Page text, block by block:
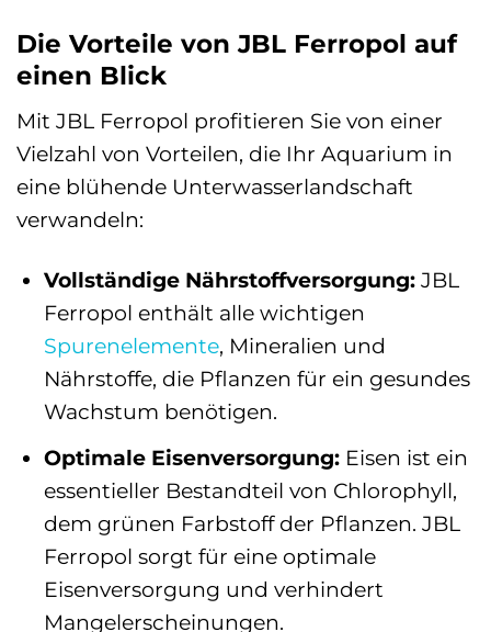
Die Vorteile von JBL Ferropol auf
einen Blick
Mit JBL Ferropol profitieren Sie von einer
Vielzahl von Vorteilen, die Ihr Aquarium in
eine blühende Unterwasserlandschaft
verwandeln:
Vollständige Nährstoffversorgung:JBL
Ferropol enthält alle wichtigen
Spurenelemente, Mineralien und
Nährstoffe, die Pflanzen für ein gesundes
Wachstum benötigen.
Optimale Eisenversorgung:Eisen ist ein
essentieller Bestandteil von Chlorophyll,
dem grünen Farbstoff der Pflanzen. JBL
Ferropol sorgt für eine optimale
Eisenversorgung und verhindert
Mangelerscheinungen.